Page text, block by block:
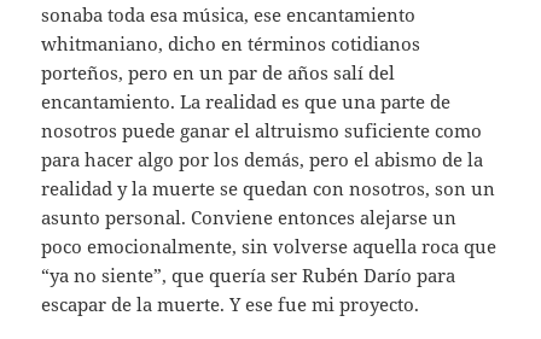
sonaba toda esa música, ese encantamiento
whitmaniano, dicho en términos cotidianos
porteños, pero en un par de años salí del
encantamiento. La realidad es que una parte de
nosotros puede ganar el altruismo suficiente como
para hacer algo por los demás, pero el abismo de la
realidad y la muerte se quedan con nosotros, son un
asunto personal. Conviene entonces alejarse un
poco emocionalmente, sin volverse aquella roca que
“ya no siente”, que quería ser Rubén Darío para
escapar de la muerte. Y ese fue mi proyecto.